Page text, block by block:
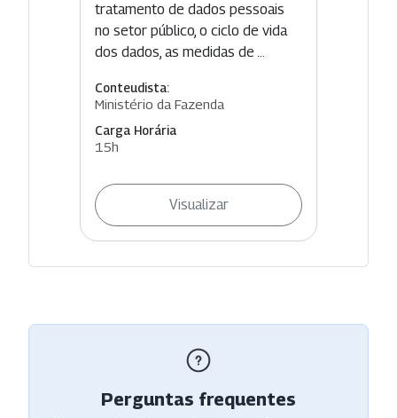
tratamento de dados pessoais
no setor público, o ciclo de vida
dos dados, as medidas de ...
Conteudista:
Ministério da Fazenda
Carga Horária
15h
Visualizar
Perguntas frequentes